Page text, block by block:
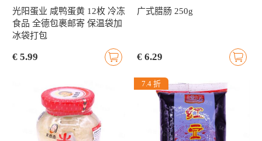
光阳蛋业 咸鸭蛋黄 12枚 冷冻
食品 全德包裹邮寄 保温袋加
冰袋打包
€ 5.99
广式腊肠 250g
€ 6.29
7.4 折